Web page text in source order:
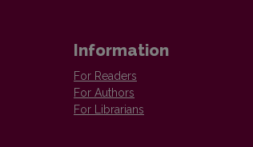
Information
For Readers
For Authors
For Librarians